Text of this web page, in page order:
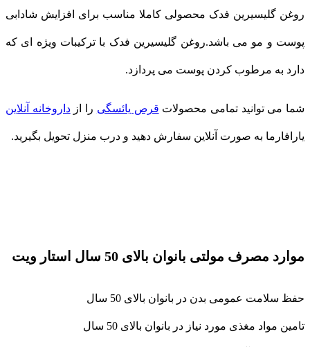
روغن گلیسیرین فدک محصولی کاملا مناسب برای افزایش شادابی
پوست و مو می باشد.روغن گلیسیرین فدک با ترکیبات ویژه ای که
دارد به مرطوب کردن پوست می پردازد.
شما می توانید تمامی محصولات قرص یائسگی را ازداروخانه آنلاین
یارافارما به صورت آنلاین سفارش دهید و درب منزل تحویل بگیرید.
موارد مصرف مولتی بانوان بالای 50 سال استار ویت
حفظ سلامت عمومی بدن در بانوان بالای 50 سال
تامین مواد مغذی مورد نیاز در بانوان بالای 50 سال